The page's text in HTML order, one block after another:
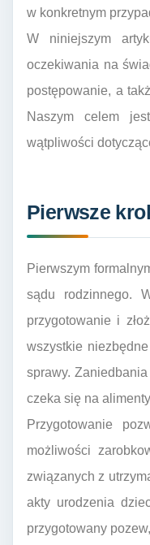
w konkretnym
W niniejszym
oczekiwania na
postępowanie, a
Naszym celem
wątpliwości
Pierwsze
Pierwszym
sądu rodzinnego.
przygotowanie i
wszystkie
sprawy.
czeka się na
Przygotowanie
możliwości
związanych z
akty urodzenia
przygotowany